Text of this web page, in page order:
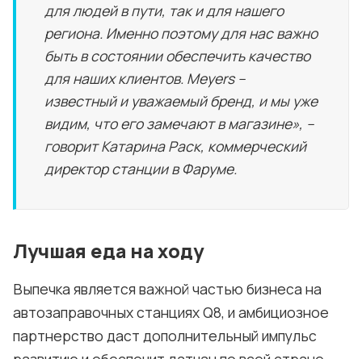
для людей в пути, так и для нашего
региона. Именно поэтому для нас важно
быть в состоянии обеспечить качество
для наших клиентов. Meyers –
известный и уважаемый бренд, и мы уже
видим, что его замечают в магазине», –
говорит Катарина Раск, коммерческий
директор станции в Фаруме.
Лучшая еда на ходу
Выпечка является важной частью бизнеса на
автозаправочных станциях Q8, и амбициозное
партнерство даст дополнительный импульс